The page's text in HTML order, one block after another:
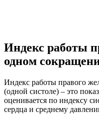
Индекс работы
одном
Индекс работы правого
(одной систоле) – это
оценивается по индексу
сердца и среднему